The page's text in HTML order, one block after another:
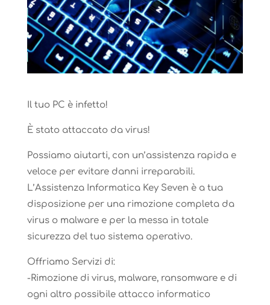
Il tuo PC è infetto!
È stato attaccato da virus!
Possiamo aiutarti, con un’assistenza rapida e
veloce per evitare danni irreparabili.
L’Assistenza Informatica Key Seven è a tua
disposizione per una rimozione completa da
virus o malware e per la messa in totale
sicurezza del tuo sistema operativo.
Offriamo Servizi di:
-Rimozione di virus, malware, ransomware e di
ogni altro possibile attacco informatico